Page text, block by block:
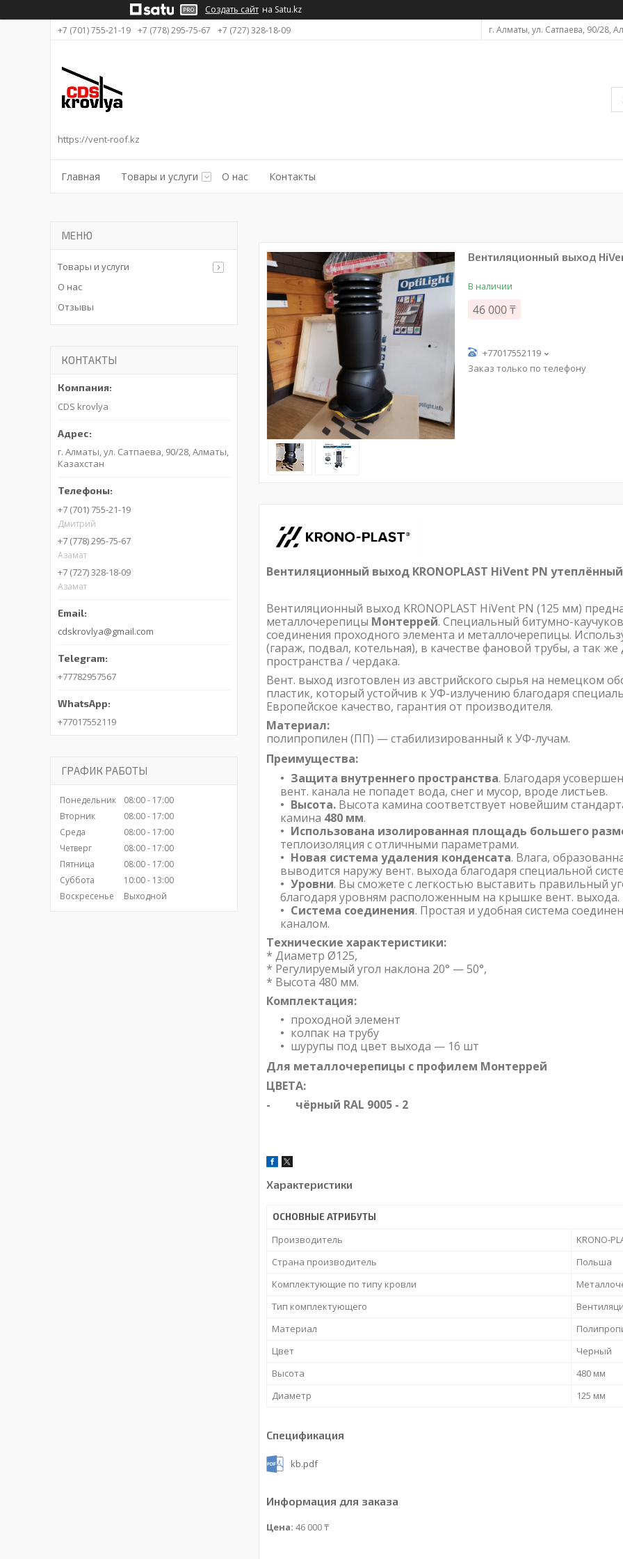
Создать сайт на Satu.kz
+7 (701) 755-21-19 +7 (778) 295-75-67 +7 (727) 328-18-09 г. Алматы, ул. Сатпаева, 90/28,
https://vent-roof.kz
Главная Товары и услуги О нас Контакты
Вентиляционный выход
В наличии
46 000 ₸
+77017552119
Заказ только по телефону
Вентиляционный выход KRONOPLAST HiVent PN утеплённый
Вентиляционный выход KRONOPLAST HiVent PN (125 мм)
металлочерепицы Монтеррей. Специальный битумно-
соединения проходного элемента и металлочерепицы.
(гараж, подвал, котельная), в качестве фановой трубы, а так же
пространства / чердака.
Вент. выход изготовлен из австрийского сырья на немецком
пластик, который устойчив к УФ-излучению благодаря
Европейское качество, гарантия от производителя.
Материал:
полипропилен (ПП) — стабилизированный к УФ-лучам.
Преимущества:
Защита внутреннего пространства. Благодаря
вент. канала не попадет вода, снег и мусор, вроде листьев.
Высота. Высота камина соответствует новейшим
камина 480 мм.
Использована изолированная площадь большего
теплоизоляция с отличными параметрами.
Новая система удаления конденсата. Влага,
выводится наружу вент. выхода благодаря специальной
Уровни. Вы сможете с легкостью выставить правильный
благодаря уровням расположенным на крышке вент. выхода.
Система соединения. Простая и удобная система
каналом.
Технические характеристики:
* Диаметр Ø125,
* Регулируемый угол наклона 20° — 50°,
* Высота 480 мм.
Комплектация:
проходной элемент
колпак на трубу
шурупы под цвет выхода — 16 шт
Для металлочерепицы с профилем Монтеррей
ЦВЕТА:
- чёрный RAL 9005 - 2
Характеристики
ОСНОВНЫЕ АТРИБУТЫ
Производитель
KRONO-
Страна производитель
Польша
Комплектующие по типу кровли
Тип комплектующего
Материал
Цвет
Черный
Высота
480 мм
Диаметр
125 мм
Спецификация
kb.pdf
Информация для заказа
Цена: 46 000 ₸
Товары и услуги
О нас
Отзывы
КОНТАКТЫ
CDS krovlya
г. Алматы, ул. Сатпаева, 90/28, Алматы,
Казахстан
+7 (701) 755-21-19
Дмитрий
+7 (778) 295-75-67
Азамат
+7 (727) 328-18-09
Азамат
cdskrovlya@gmail.com
+77782957567
+77017552119
ГРАФИК РАБОТЫ
Понедельник 08:00
17:00
Вторник
08:00
17:00
Среда
08:00
17:00
Четверг
08:00
17:00
Пятница
08:00
17:00
Суббота
10:00
13:00
Воскресенье
Выходной